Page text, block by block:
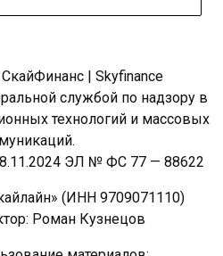
| Skyfinance
службой по надзору в
технологий и массовых
ЭЛ № ФС 77 — 88622
(ИНН 9709071110)
Роман Кузнецов